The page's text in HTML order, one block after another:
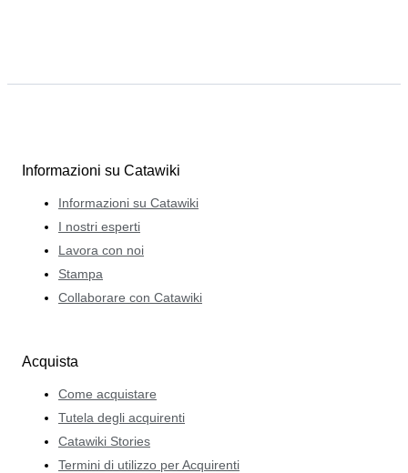
Informazioni su Catawiki
Informazioni su Catawiki
I nostri esperti
Lavora con noi
Stampa
Collaborare con Catawiki
Acquista
Come acquistare
Tutela degli acquirenti
Catawiki Stories
Termini di utilizzo per Acquirenti